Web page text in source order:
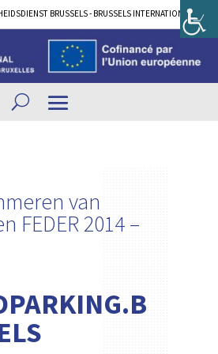
BRUSSELS - BRUSSELS INTERNATIONAL
van
FEDER 2014 –